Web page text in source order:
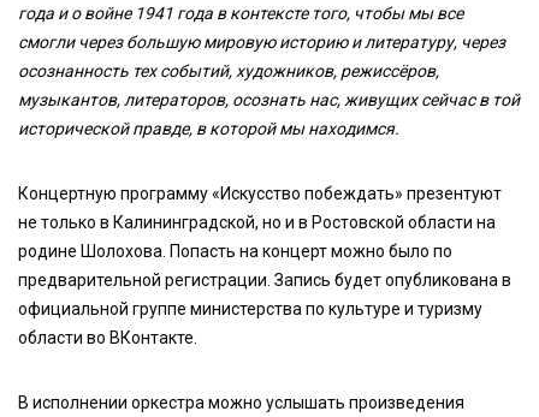
года и о войне 1941 года в контексте того, чтобы мы все
смогли через большую мировую историю и литературу, через
осознанность тех событий, художников, режиссёров,
музыкантов, литераторов, осознать нас, живущих сейчас в той
исторической правде, в которой мы находимся.
Концертную программу «Искусство побеждать» презентуют
не только в Калининградской, но и в Ростовской области на
родине Шолохова. Попасть на концерт можно было по
предварительной регистрации. Запись будет опубликована в
официальной группе министерства по культуре и туризму
области во ВКонтакте.
В исполнении оркестра можно услышать произведения